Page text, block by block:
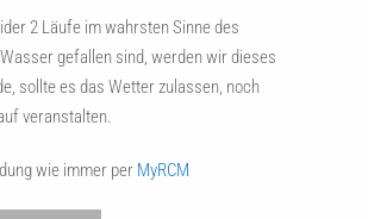
2 Läufe im wahrsten Sinne des
gefallen sind, werden wir dieses
sollte es das Wetter zulassen, noch
veranstalten.
wie immer per MyRCM